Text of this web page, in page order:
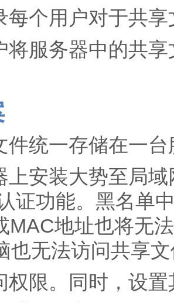
每个用户对于共
将服务器中的共
件统一存储在一
上安装大势至局
证功能。黑名单
MAC地址也将无
也无法访问共享
权限。同时，设